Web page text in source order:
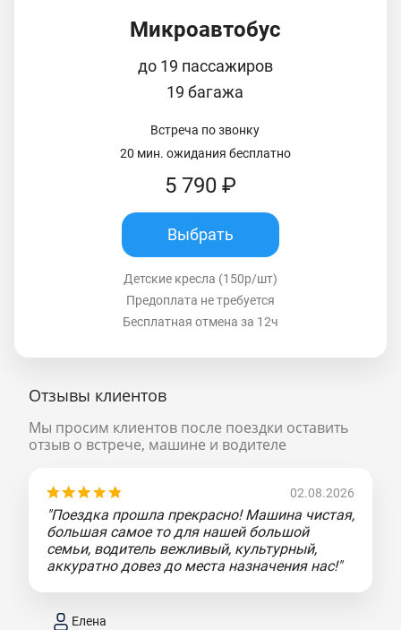
Микроавтобус
до 19 пассажиров
19 багажа
Встреча по звонку
20 мин. ожидания бесплатно
5 790 ₽
Выбрать
Детские кресла (150р/шт)
Предоплата не требуется
Бесплатная отмена за 12ч
Отзывы клиентов
Мы просим клиентов после поездки оставить
отзыв о встрече, машине и водителе
02.08.2026
"Поездка прошла прекрасно! Машина чистая,
большая самое то для нашей большой
семьи, водитель вежливый, культурный,
аккуратно довез до места назначения нас!"
Елена